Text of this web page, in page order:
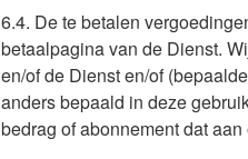
6.4. De te betalen
betaalpagina van de Dienst.
en/of de Dienst en/of
anders bepaald in deze
bedrag of abonnement dat